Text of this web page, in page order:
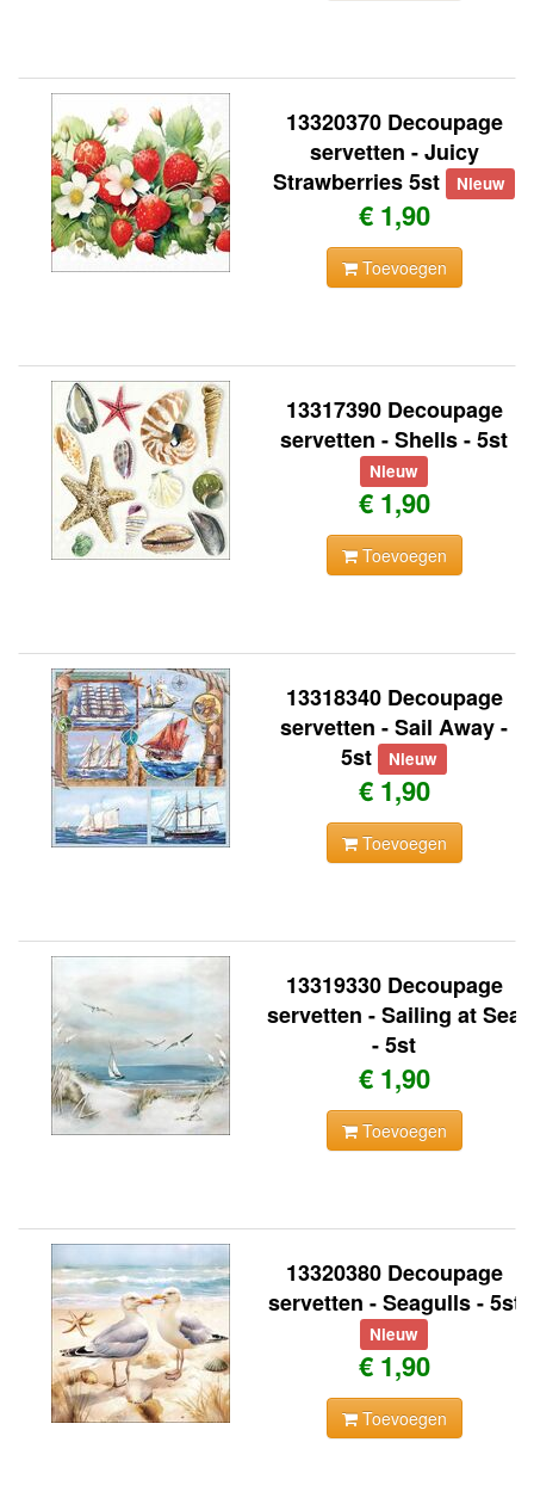
13320370 Decoupage
servetten - Juicy
Strawberries 5st Nieuw
€ 1,90
Toevoegen
13317390 Decoupage
servetten - Shells - 5st
Nieuw
€ 1,90
Toevoegen
13318340 Decoupage
servetten - Sail Away -
5st Nieuw
€ 1,90
Toevoegen
13319330 Decoupage
servetten - Sailing at Sea
- 5st
€ 1,90
Toevoegen
13320380 Decoupage
servetten - Seagulls - 5st
Nieuw
€ 1,90
Toevoegen